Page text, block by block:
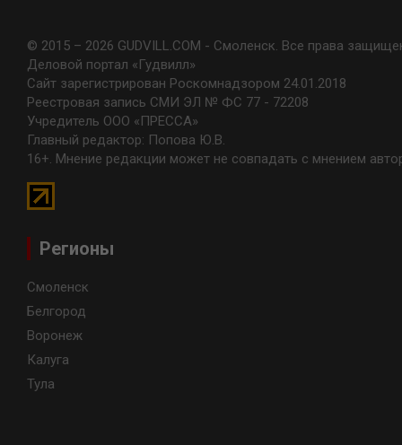
© 2015 – 2026 GUDVILL.COM - Смоленск. Все права
Деловой портал «Гудвилл»
Сайт зарегистрирован Роскомнадзором 24.01.2018
Реестровая запись СМИ ЭЛ № ФС 77 - 72208
Учредитель ООО «ПРЕССА»
Главный редактор: Попова Ю.В.
16+. Мнение редакции может не совпадать с мнением
Регионы
Смоленск
Белгород
Воронеж
Калуга
Тула